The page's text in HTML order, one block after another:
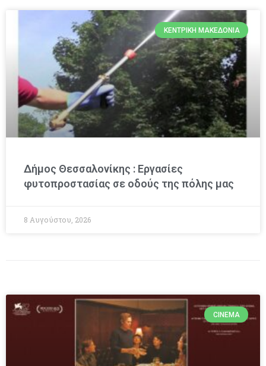
ΚΕΝΤΡΙΚΉ ΜΑΚΕΔΟΝΊΑ
Δήμος Θεσσαλονίκης : Εργασίες
φυτοπροστασίας σε οδούς της πόλης μας
8 Αυγούστου, 2026
CINEMA